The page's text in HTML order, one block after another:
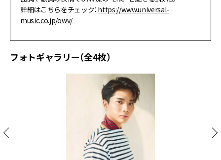
詳細はこちらをチェック： https://www.universal-
music.co.jp/owv/
フォトギャラリー（全4枚）